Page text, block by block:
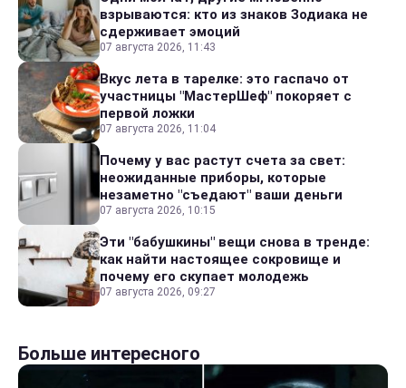
взрываются: кто из знаков Зодиака не
сдерживает эмоций
07 августа 2026, 11:43
Вкус лета в тарелке: это гаспачо от
участницы "МастерШеф" покоряет с
первой ложки
07 августа 2026, 11:04
Почему у вас растут счета за свет:
неожиданные приборы, которые
незаметно "съедают" ваши деньги
07 августа 2026, 10:15
Эти "бабушкины" вещи снова в тренде:
как найти настоящее сокровище и
почему его скупает молодежь
07 августа 2026, 09:27
Больше интересного